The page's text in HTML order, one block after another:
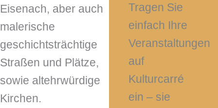
Eisenach, aber auch
malerische
geschichtsträchtige
Straßen und Plätze,
sowie altehrwürdige
Kirchen.
Tragen Sie
einfach Ihre
Veranstaltungen
auf
Kulturcarré
ein – sie